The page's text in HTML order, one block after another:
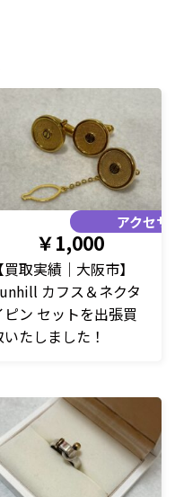
アクセサ
￥1,000
【買取実績｜大阪市】
カフス＆ネクタ
ピン セットを出張買
たしました！